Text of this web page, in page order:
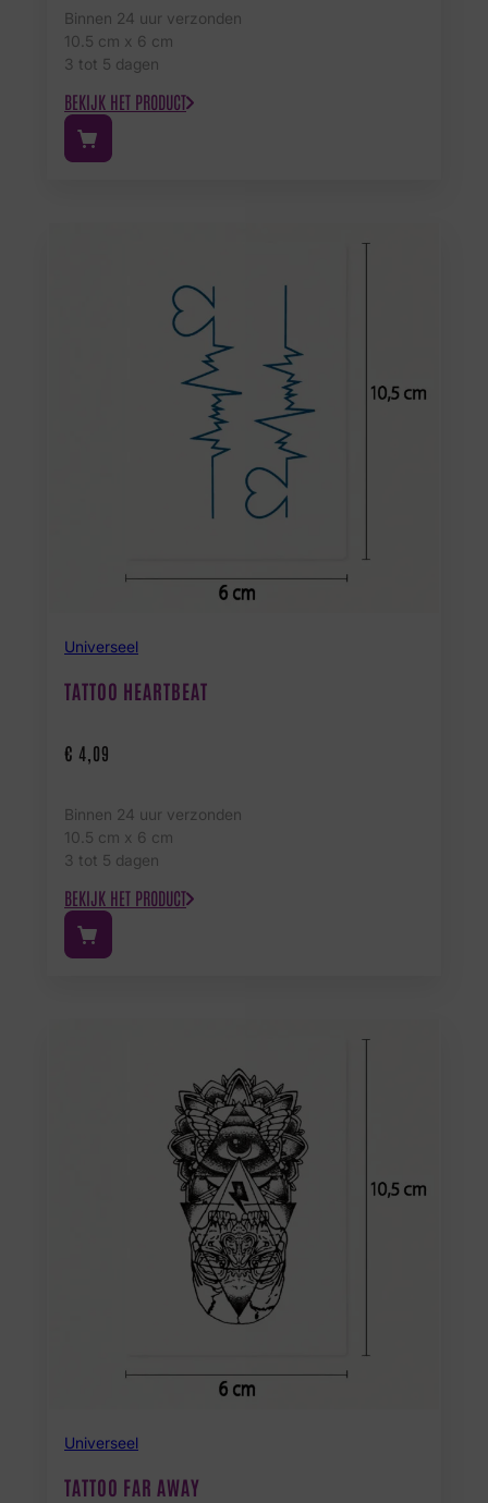
Binnen 24 uur verzonden
10.5 cm x 6 cm
3 tot 5 dagen
BEKIJK HET PRODUCT
Universeel
TATTOO HEARTBEAT
€ 4,09
Binnen 24 uur verzonden
10.5 cm x 6 cm
3 tot 5 dagen
BEKIJK HET PRODUCT
Universeel
TATTOO FAR AWAY